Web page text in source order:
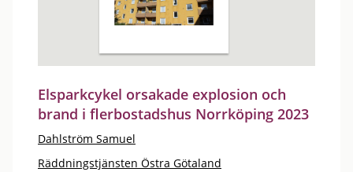
Elsparkcykel orsakade explosion och
brand i flerbostadshus Norrköping 2023
Dahlström Samuel
Räddningstjänsten Östra Götaland